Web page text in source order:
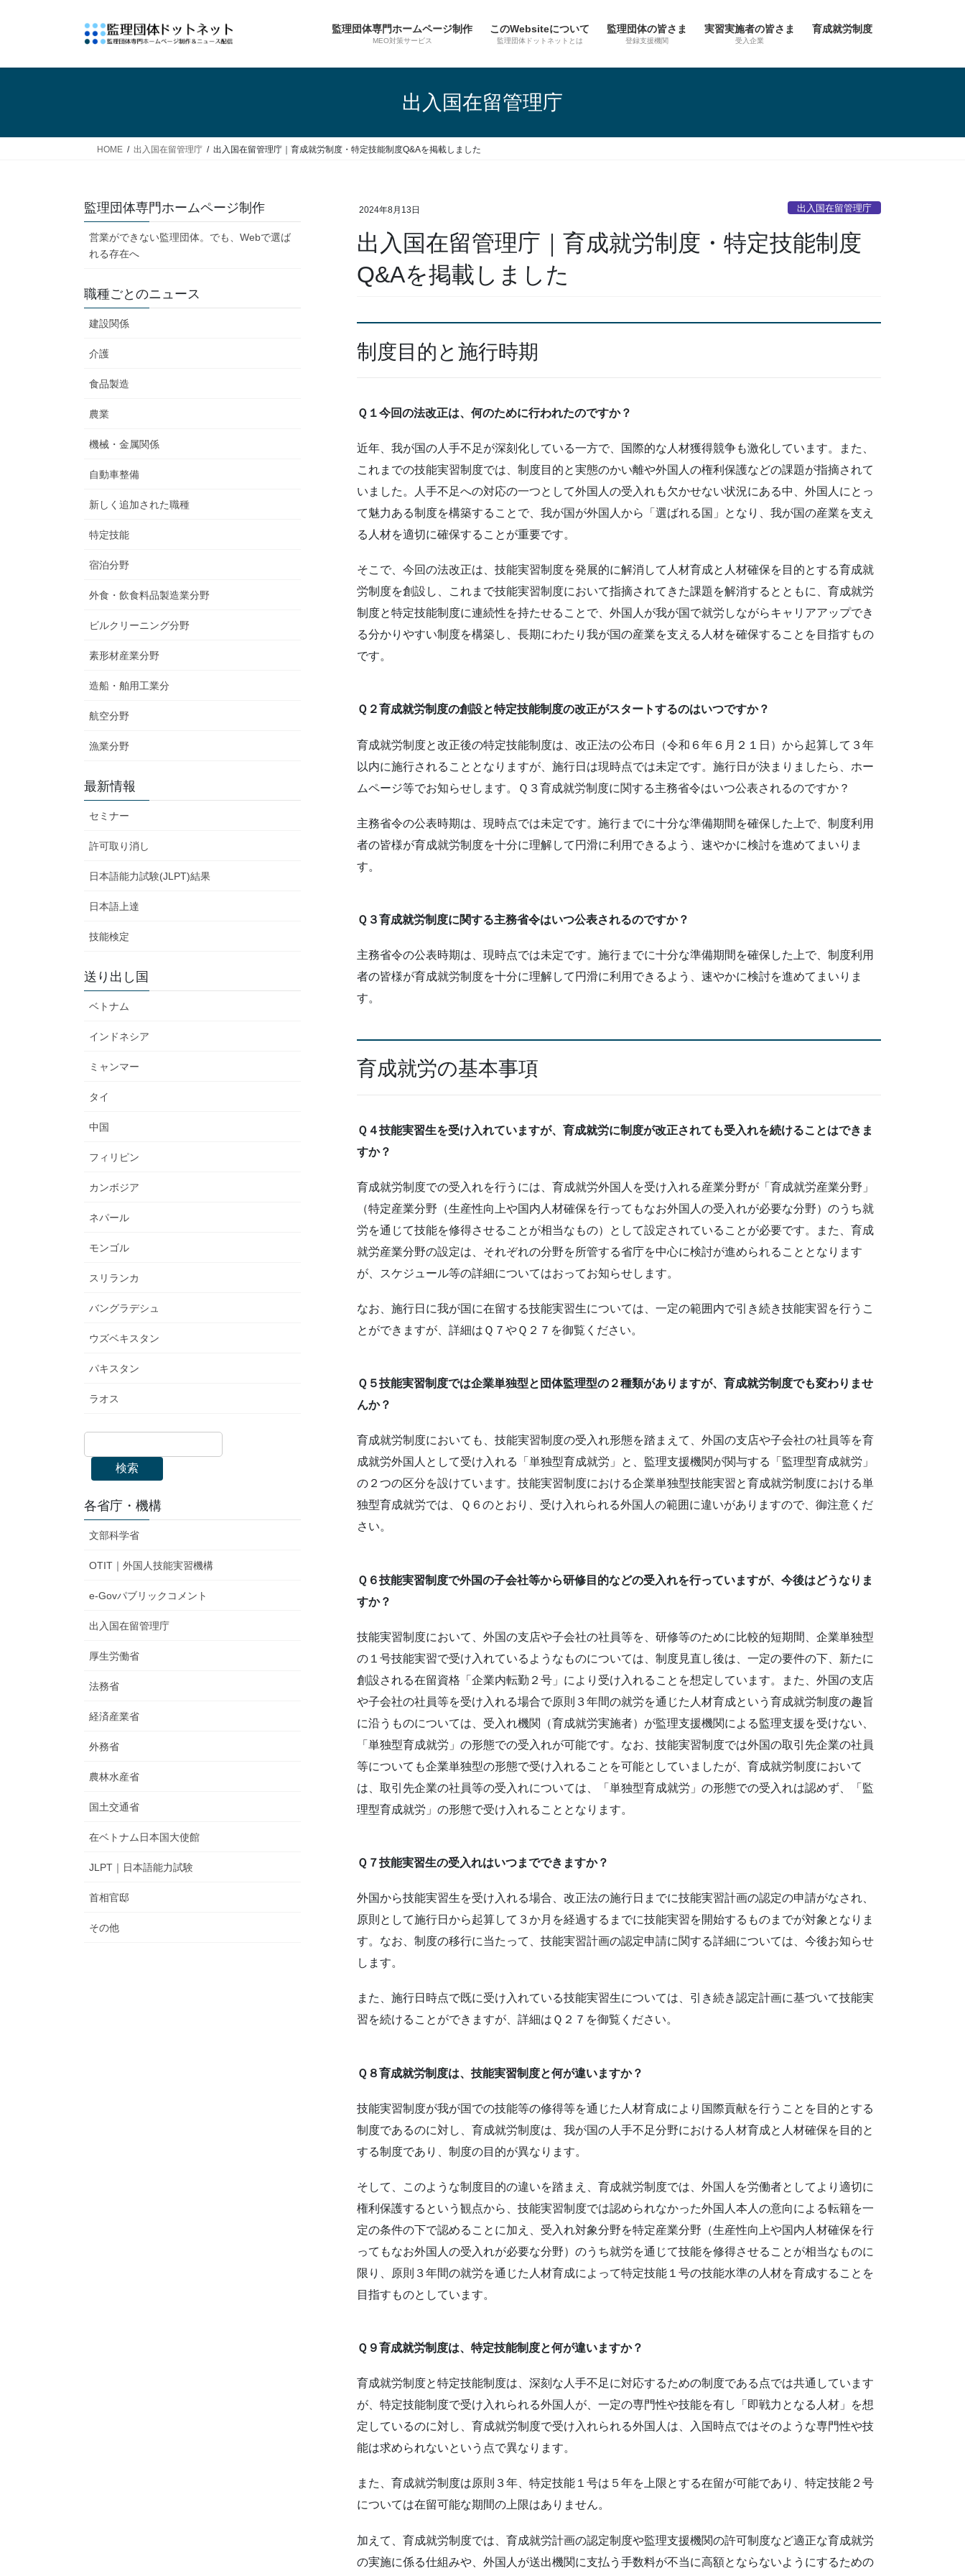
監理団体専門ホームページ制作
MEO対策サービス
このWebsiteについて
監理団体ドットネットとは
監理団体の皆さま
登録支援機関
実習実施者の皆さま
受入企業
育成就労制度
出入国在留管理庁
HOME 出入国在留管理庁 出入国在留管理庁｜育成就労制度・特定技能制度Q&Aを掲載しました
2024年8月13日 出入国在留管理庁
出入国在留管理庁｜育成就労制度・特定技能制度
Q&Aを掲載しました
制度目的と施行時期
Ｑ１今回の法改正は、何のために行われたのですか？
近年、我が国の人手不足が深刻化している一方で、国際的な人材獲得競争も激化しています。また、
これまでの技能実習制度では、制度目的と実態のかい離や外国人の権利保護などの課題が指摘されて
いました。人手不足への対応の一つとして外国人の受入れも欠かせない状況にある中、外国人にとっ
て魅力ある制度を構築することで、我が国が外国人から「選ばれる国」となり、我が国の産業を支え
る人材を適切に確保することが重要です。
そこで、今回の法改正は、技能実習制度を発展的に解消して人材育成と人材確保を目的とする育成就
労制度を創設し、これまで技能実習制度において指摘されてきた課題を解消するとともに、育成就労
制度と特定技能制度に連続性を持たせることで、外国人が我が国で就労しながらキャリアアップでき
る分かりやすい制度を構築し、長期にわたり我が国の産業を支える人材を確保することを目指すもの
です。
Ｑ２育成就労制度の創設と特定技能制度の改正がスタートするのはいつですか？
育成就労制度と改正後の特定技能制度は、改正法の公布日（令和６年６月２１日）から起算して３年
以内に施行されることとなりますが、施行日は現時点では未定です。施行日が決まりましたら、ホー
ムページ等でお知らせします。Ｑ３育成就労制度に関する主務省令はいつ公表されるのですか？
主務省令の公表時期は、現時点では未定です。施行までに十分な準備期間を確保した上で、制度利用
者の皆様が育成就労制度を十分に理解して円滑に利用できるよう、速やかに検討を進めてまいりま
す。
Ｑ３育成就労制度に関する主務省令はいつ公表されるのですか？
主務省令の公表時期は、現時点では未定です。施行までに十分な準備期間を確保した上で、制度利用
者の皆様が育成就労制度を十分に理解して円滑に利用できるよう、速やかに検討を進めてまいりま
す。
育成就労の基本事項
Ｑ４技能実習生を受け入れていますが、育成就労に制度が改正されても受入れを続けることはできま
すか？
育成就労制度での受入れを行うには、育成就労外国人を受け入れる産業分野が「育成就労産業分野」
（特定産業分野（生産性向上や国内人材確保を行ってもなお外国人の受入れが必要な分野）のうち就
労を通じて技能を修得させることが相当なもの）として設定されていることが必要です。また、育成
就労産業分野の設定は、それぞれの分野を所管する省庁を中心に検討が進められることとなります
が、スケジュール等の詳細についてはおってお知らせします。
なお、施行日に我が国に在留する技能実習生については、一定の範囲内で引き続き技能実習を行うこ
とができますが、詳細はＱ７やＱ２７を御覧ください。
Ｑ５技能実習制度では企業単独型と団体監理型の２種類がありますが、育成就労制度でも変わりませ
んか？
育成就労制度においても、技能実習制度の受入れ形態を踏まえて、外国の支店や子会社の社員等を育
成就労外国人として受け入れる「単独型育成就労」と、監理支援機関が関与する「監理型育成就労」
の２つの区分を設けています。技能実習制度における企業単独型技能実習と育成就労制度における単
独型育成就労では、Ｑ６のとおり、受け入れられる外国人の範囲に違いがありますので、御注意くだ
さい。
Ｑ６技能実習制度で外国の子会社等から研修目的などの受入れを行っていますが、今後はどうなりま
すか？
技能実習制度において、外国の支店や子会社の社員等を、研修等のために比較的短期間、企業単独型
の１号技能実習で受け入れているようなものについては、制度見直し後は、一定の要件の下、新たに
創設される在留資格「企業内転勤２号」により受け入れることを想定しています。また、外国の支店
や子会社の社員等を受け入れる場合で原則３年間の就労を通じた人材育成という育成就労制度の趣旨
に沿うものについては、受入れ機関（育成就労実施者）が監理支援機関による監理支援を受けない、
「単独型育成就労」の形態での受入れが可能です。なお、技能実習制度では外国の取引先企業の社員
等についても企業単独型の形態で受け入れることを可能としていましたが、育成就労制度において
は、取引先企業の社員等の受入れについては、「単独型育成就労」の形態での受入れは認めず、「監
理型育成就労」の形態で受け入れることとなります。
Ｑ７技能実習生の受入れはいつまでできますか？
外国から技能実習生を受け入れる場合、改正法の施行日までに技能実習計画の認定の申請がなされ、
原則として施行日から起算して３か月を経過するまでに技能実習を開始するものまでが対象となりま
す。なお、制度の移行に当たって、技能実習計画の認定申請に関する詳細については、今後お知らせ
します。
また、施行日時点で既に受け入れている技能実習生については、引き続き認定計画に基づいて技能実
習を続けることができますが、詳細はＱ２７を御覧ください。
Ｑ８育成就労制度は、技能実習制度と何が違いますか？
技能実習制度が我が国での技能等の修得等を通じた人材育成により国際貢献を行うことを目的とする
制度であるのに対し、育成就労制度は、我が国の人手不足分野における人材育成と人材確保を目的と
する制度であり、制度の目的が異なります。
そして、このような制度目的の違いを踏まえ、育成就労制度では、外国人を労働者としてより適切に
権利保護するという観点から、技能実習制度では認められなかった外国人本人の意向による転籍を一
定の条件の下で認めることに加え、受入れ対象分野を特定産業分野（生産性向上や国内人材確保を行
ってもなお外国人の受入れが必要な分野）のうち就労を通じて技能を修得させることが相当なものに
限り、原則３年間の就労を通じた人材育成によって特定技能１号の技能水準の人材を育成することを
目指すものとしています。
Ｑ９育成就労制度は、特定技能制度と何が違いますか？
育成就労制度と特定技能制度は、深刻な人手不足に対応するための制度である点では共通しています
が、特定技能制度で受け入れられる外国人が、一定の専門性や技能を有し「即戦力となる人材」を想
定しているのに対し、育成就労制度で受け入れられる外国人は、入国時点ではそのような専門性や技
能は求められないという点で異なります。
また、育成就労制度は原則３年、特定技能１号は５年を上限とする在留が可能であり、特定技能２号
については在留可能な期間の上限はありません。
加えて、育成就労制度では、育成就労計画の認定制度や監理支援機関の許可制度など適正な育成就労
の実施に係る仕組みや、外国人が送出機関に支払う手数料が不当に高額とならないようにするための
監理団体専門ホームページ制作
営業ができない監理団体。でも、Webで選ば
れる存在へ
職種ごとのニュース
建設関係
介護
食品製造
農業
機械・金属関係
自動車整備
新しく追加された職種
特定技能
宿泊分野
外食・飲食料品製造業分野
ビルクリーニング分野
素形材産業分野
造船・舶用工業分
航空分野
漁業分野
最新情報
セミナー
許可取り消し
日本語能力試験(JLPT)結果
日本語上達
技能検定
送り出し国
ベトナム
インドネシア
ミャンマー
タイ
中国
フィリピン
カンボジア
ネパール
モンゴル
スリランカ
バングラデシュ
ウズベキスタン
パキスタン
ラオス
検索
各省庁・機構
文部科学省
OTIT｜外国人技能実習機構
e-Govパブリックコメント
出入国在留管理庁
厚生労働省
法務省
経済産業省
外務省
農林水産省
国土交通省
在ベトナム日本国大使館
JLPT｜日本語能力試験
首相官邸
その他